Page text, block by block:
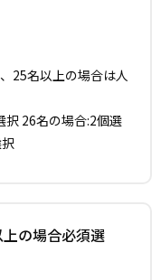
25名以上の場合は人
択 26名の場合:2個選
の場合必須選